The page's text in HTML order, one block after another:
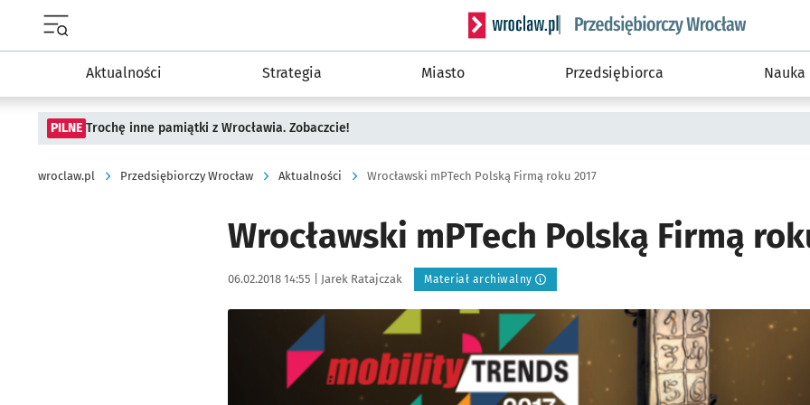
Serwis informacyjny wroclaw.pl podserwis:
Aktualności Strategia Miasto Przedsiębiorca Nauka
PILNE Trochę inne pamiątki z Wrocławia. Zobaczcie!
wroclaw.pl Przedsiębiorczy Wrocław Aktualności Wrocławski mPTech Polską Firmą roku 2017
Wrocławski mPTech Polską Firmą
Data publikacji:
06.02.2018 14:55 | Autor:
Jarek Ratajczak Materiał archiwalny
Kliknij, aby powiększyć